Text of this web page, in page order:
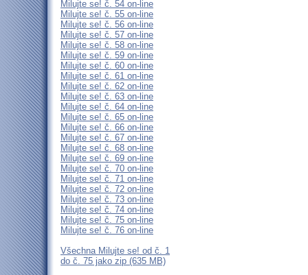
Milujte se! č. 54 on-line
Milujte se! č. 55 on-line
Milujte se! č. 56 on-line
Milujte se! č. 57 on-line
Milujte se! č. 58 on-line
Milujte se! č. 59 on-line
Milujte se! č. 60 on-line
Milujte se! č. 61 on-line
Milujte se! č. 62 on-line
Milujte se! č. 63 on-line
Milujte se! č. 64 on-line
Milujte se! č. 65 on-line
Milujte se! č. 66 on-line
Milujte se! č. 67 on-line
Milujte se! č. 68 on-line
Milujte se! č. 69 on-line
Milujte se! č. 70 on-line
Milujte se! č. 71 on-line
Milujte se! č. 72 on-line
Milujte se! č. 73 on-line
Milujte se! č. 74 on-line
Milujte se! č. 75 on-line
Milujte se! č. 76 on-line
Všechna Milujte se! od č. 1
do č. 75 jako zip (635 MB)